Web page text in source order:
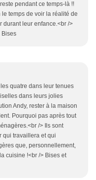
pendant ce temps-là !!
le temps de voir la réalité de
durant leur enfance.<br />
Bises
quatre dans leur tenues
dans leurs jolies
Andy, rester à la maison
Pourquoi pas après tout
/> Ils sont
qui travaillera et qui
que, personnellement,
cuisine !<br /> Bises et